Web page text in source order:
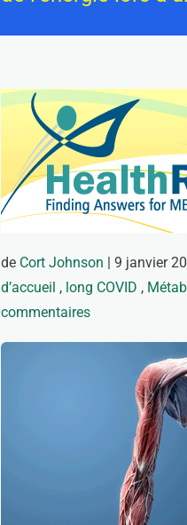
de Cort Johnson | 9 janvier
d’accueil , long COVID ,
commentaires